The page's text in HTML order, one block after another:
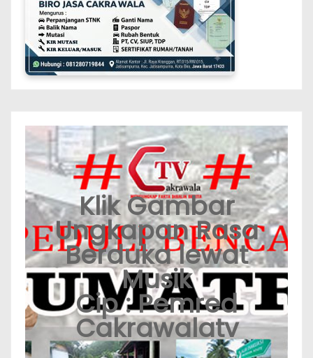
Klik Gambar
Ungkapan Rasa
Berduka lewat
Musik
Cip : Pemred
Cakrawalatv